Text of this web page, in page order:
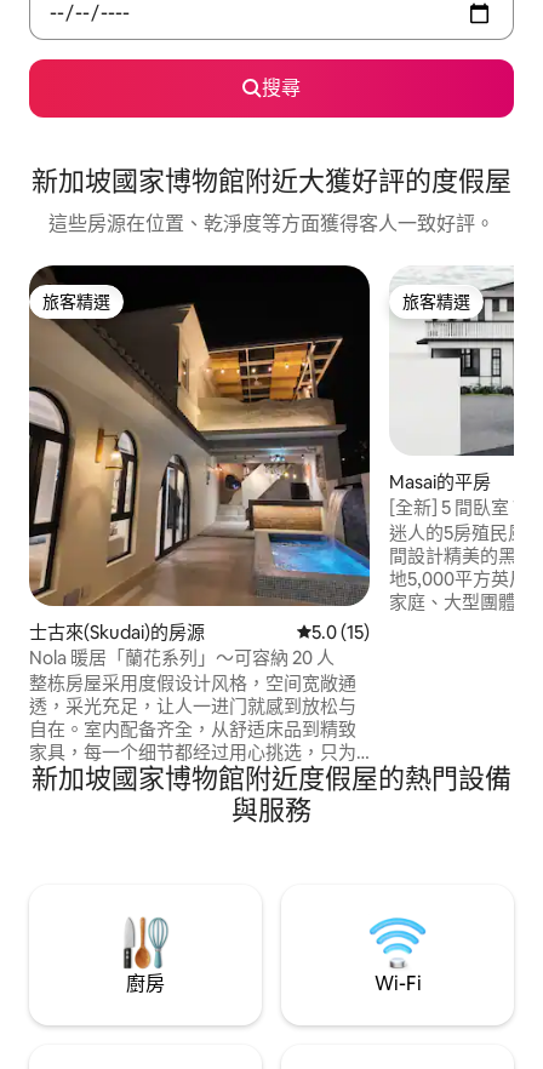
搜尋
新加坡國家博物館附近大獲好評的度假屋
這些房源在位置、乾淨度等方面獲得客人一致好評。
旅客精選
旅客精選
士古來(Skudai)的房源 從 15 則評價中獲得 5.0 的平
5.0 (15)
Nola 暖居「蘭花系列」～可容納 20 人
整栋房屋采用度假设计风格，空间宽敞通
透，采光充足，让人一进门就感到放松与
自在。室内配备齐全，从舒适床品到精致
家具，每一个细节都经过用心挑选，只为
给你更好的居住体验。 🌿 适合： ✔ 家庭聚
会 ✔ 朋友聚会 ✔ 公司团建 ✔ 度假放松 🛏
房源亮点： • 可容纳最多 20 人入住 • 多间
舒适，私密性高 📍 位置优势： 交通便利，
靠近各大生活设施与景点，让你的出行更
加轻松方便。5分钟到达mydin,8分钟到达
bukit indah市区，12分钟到达sutera热门
客人的入住体验，如有任何需求，欢迎随
旅客精選
旅客精選
Masai的平房
[全新] 5 間臥室
草坪和撞球桌
迷人的5房殖民風格
間設計精美的黑白
地5,000平方英尺
家庭、大型團體或
分鐘路程 • 距
新加坡國家博物館附近度假屋的熱門設備
與服務
廚房 Wi-Fi